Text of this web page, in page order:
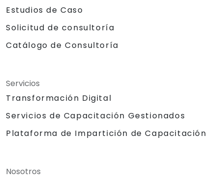
Estudios de Caso
Solicitud de consultoría
Catálogo de Consultoría
Servicios
Transformación Digital
Servicios de Capacitación Gestionados
Plataforma de Impartición de Capacitación
Nosotros